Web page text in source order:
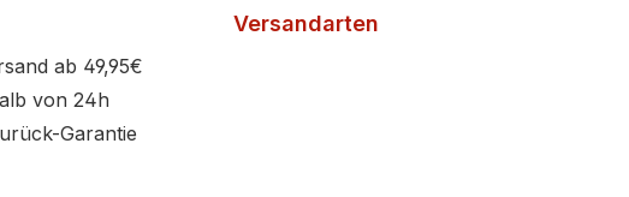
ab 49,95€
von 24h
Garantie
Versandarten